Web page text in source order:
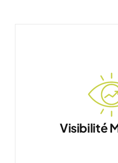
Visibilité
Soyez vu par vos